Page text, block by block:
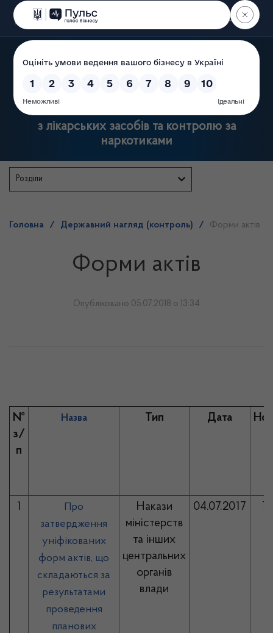
Пошук
Державна служба України
з лікарських засобів та контролю за
наркотиками
Розділи
Головна / Державний нагляд (контроль) / Форми актів
Форми актів
Опубліковано 05.07.2018 о 13:34
№
з/
п
Назва Тип Дата
1
Про
затвердження
уніфікованих
форм актів, що
складаються за
результатами
проведення
планових
Накази
міністерств
та інших
центральних
органів
влади
04.07.2017